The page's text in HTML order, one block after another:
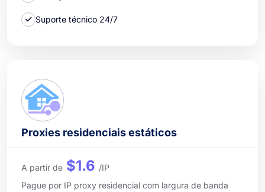
Suporte técnico 24/7
Proxies residenciais estáticos
A partir de $1.6 /IP
Pague por IP proxy residencial com largura de banda